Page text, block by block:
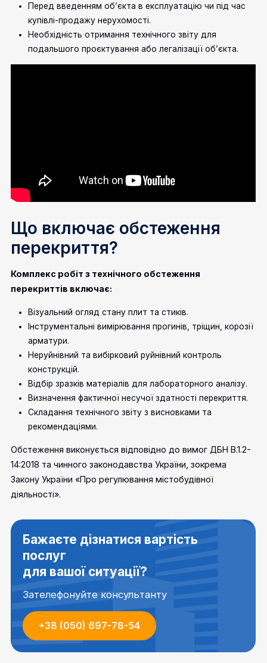
Перед введенням об’єкта в експлуатацію чи під час
купівлі-продажу нерухомості.
Необхідність отримання технічного звіту для
подальшого проєктування або легалізації об’єкта.
Що включає обстеження
перекриття?
Комплекс робіт з технічного обстеження
перекриттів включає:
Візуальний огляд стану плит та стиків.
Інструментальні вимірювання прогинів, тріщин, корозії
арматури.
Неруйнівний та вибірковий руйнівний контроль
конструкцій.
Відбір зразків матеріалів для лабораторного аналізу.
Визначення фактичної несучої здатності перекриття.
Складання технічного звіту з висновками та
рекомендаціями.
Обстеження виконується відповідно до вимог ДБН В.1.2-
14:2018 та чинного законодавства України, зокрема
Закону України «Про регулювання містобудівної
діяльності».
Бажаєте дізнатися вартість
послуг
для вашої ситуації?
Зателефонуйте консультанту
+38 (050) 697-78-54